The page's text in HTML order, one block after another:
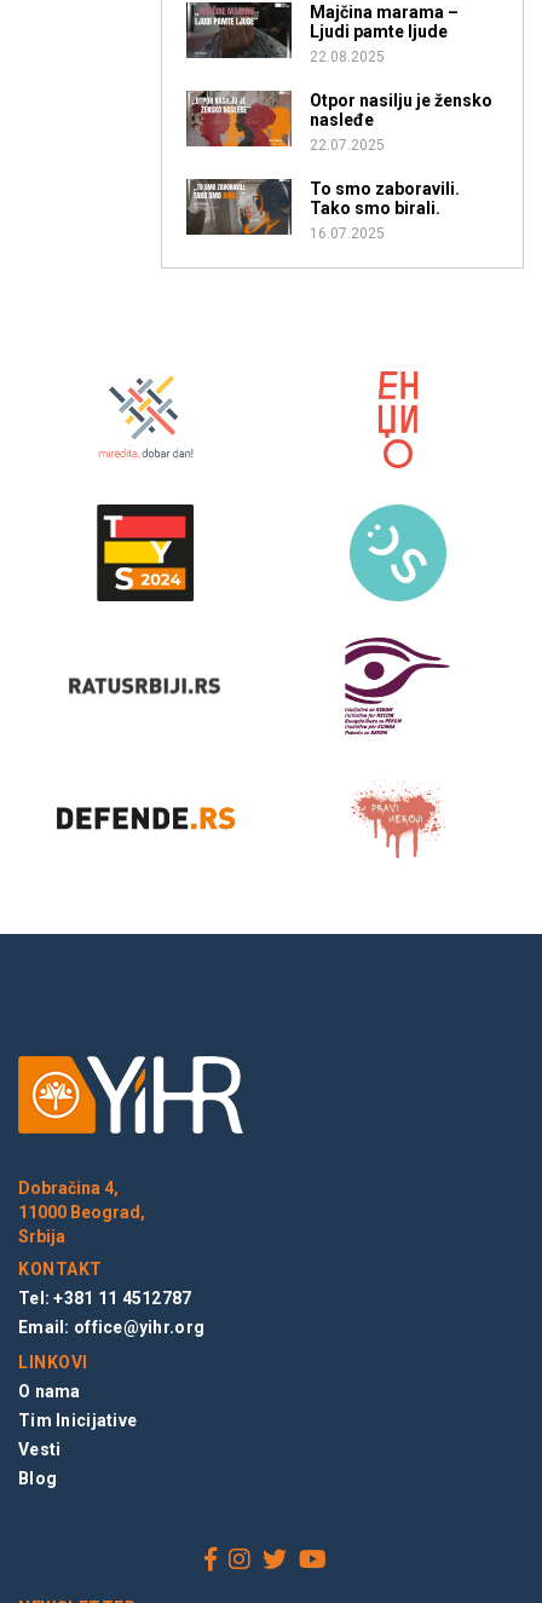
Majčina marama –
Ljudi pamte ljude
22.08.2025
Otpor nasilju je žensko
nasleđe
22.07.2025
To smo zaboravili.
Tako smo birali.
16.07.2025
Dobračina 4,
11000 Beograd,
Srbija
KONTAKT
Tel: +381 11 4512787
Email: office@yihr.org
LINKOVI
O nama
Tim Inicijative
Vesti
Blog